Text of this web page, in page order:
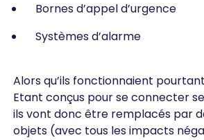
Bornes d’appel d’urgence
Systèmes d’alarme
Alors qu’ils fonctionnaient
Etant conçus pour se connecter
ils vont donc être remplacés par
objets (avec tous les impacts